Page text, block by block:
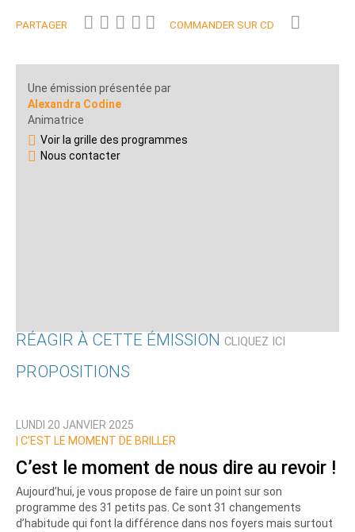
PARTAGER COMMANDER SUR CD
Une émission présentée par
Alexandra Codine
Animatrice
Voir la grille des programmes
Nous contacter
RÉAGIR À CETTE ÉMISSION CLIQUEZ ICI
Nom
Courriel (non publié)
PROPOSITIONS
LUNDI 20 JANVIER 2025
C’EST LE MOMENT DE BRILLER
C’est le moment de nous dire au revoir !
Aujourd’hui, je vous propose de faire un point sur son
programme des 31 petits pas. Ce sont 31 changements
d’habitude qui font la différence dans nos foyers mais surtout